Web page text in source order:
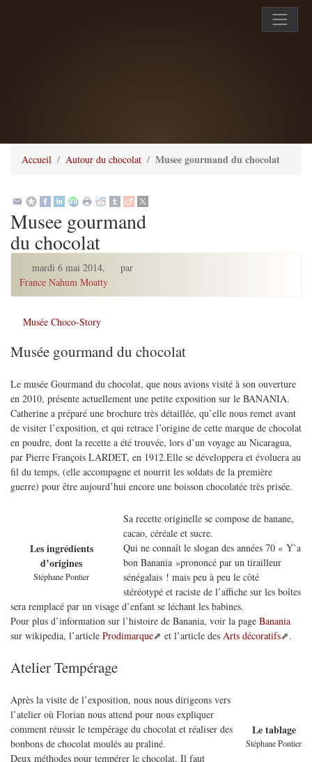
Accueil Autour du chocolat Musee gourmand du chocolat
Musee gourmand
du chocolat
mardi 6 mai 2014,
par
France Nahum Moatty
Musée Choco-Story
Musée gourmand du chocolat
Le musée Gourmand du chocolat, que nous avions visité à son ouverture
en 2010, présente actuellement une petite exposition sur le BANANIA.
Catherine a préparé une brochure très détaillée, qu’elle nous remet avant
de visiter l’exposition, et qui retrace l’origine de cette marque de chocolat
en poudre, dont la recette a été trouvée, lors d’un voyage au Nicaragua,
par Pierre François LARDET, en 1912.Elle se développera et évoluera au
fil du temps, (elle accompagne et nourrit les soldats de la première
guerre) pour être aujourd’hui encore une boisson chocolatée très prisée.
Les ingrédients
d’origines
Stéphane Pontier
Sa recette originelle se compose de banane,
cacao, céréale et sucre.
Qui ne connaît le slogan des années 70 « Y’a
bon Banania »prononcé par un tirailleur
sénégalais ! mais peu à peu le côté
stéréotypé et raciste de l’affiche sur les boîtes
sera remplacé par un visage d’enfant se léchant les babines.
Pour plus d’information sur l’histoire de Banania, voir la page Banania
sur wikipedia, l’article Prodimarque et l’article des Arts décoratifs .
Atelier Tempérage
Le tablage
Stéphane Pontier
Après la visite de l’exposition, nous nous dirigeons vers
l’atelier où Florian nous attend pour nous expliquer
comment réussir le tempérage du chocolat et réaliser des
bonbons de chocolat moulés au praliné.
Deux méthodes pour tempérer le chocolat. Il faut